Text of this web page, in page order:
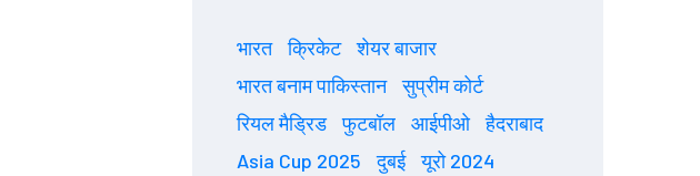
भारत क्रिकेट
शेयर बाजार
भारत बनाम पाकिस्तान
सुप्रीम कोर्ट
रियल मैड्रिड
फुटबॉल आईपीओ
हैदराबाद
Asia Cup 2025
दुबई
यूरो 2024